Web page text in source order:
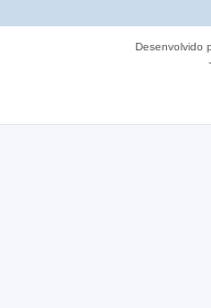
Desenvolvido